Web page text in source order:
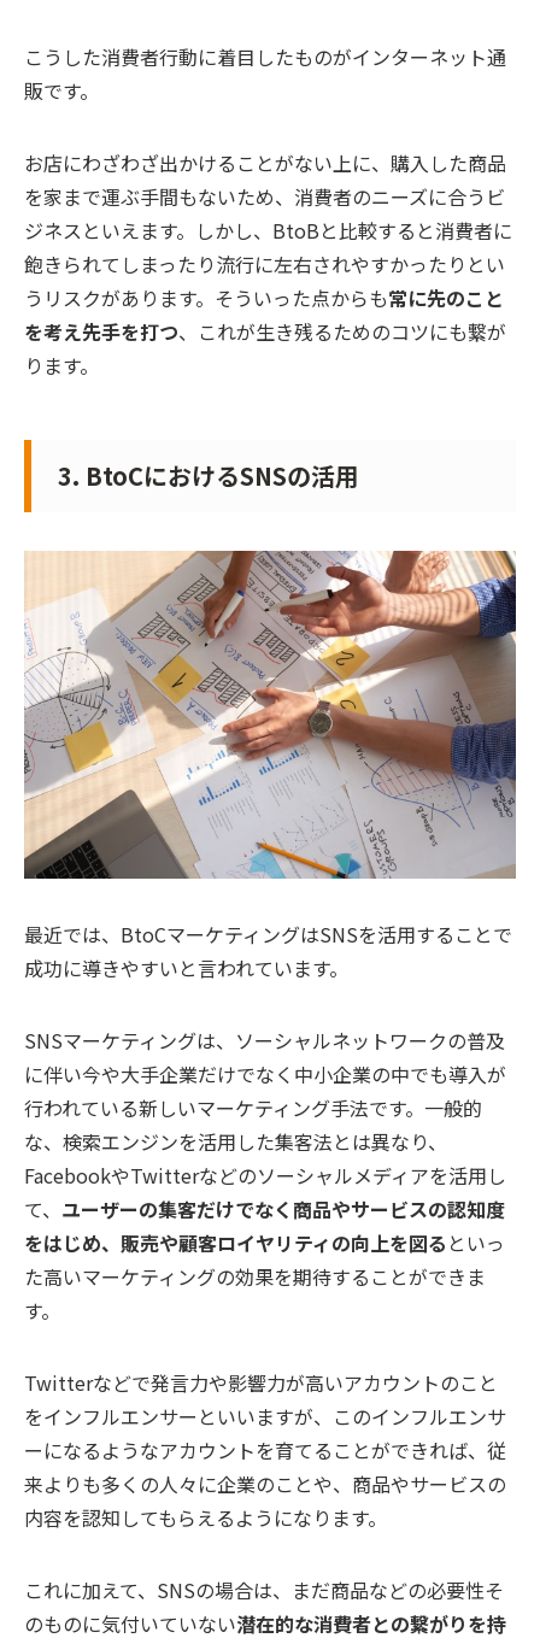
こうした消費者行動に着目したものがインターネット通
販です。
お店にわざわざ出かけることがない上に、購入した商品
を家まで運ぶ手間もないため、消費者のニーズに合うビ
ジネスといえます。しかし、BtoBと比較すると消費者に
飽きられてしまったり流行に左右されやすかったりとい
うリスクがあります。そういった点からも常に先のこと
を考え先手を打つ、これが生き残るためのコツにも繋が
ります。
3. BtoCにおけるSNSの活用
最近では、BtoCマーケティングはSNSを活用することで
成功に導きやすいと言われています。
SNSマーケティングは、ソーシャルネットワークの普及
に伴い今や大手企業だけでなく中小企業の中でも導入が
行われている新しいマーケティング手法です。一般的
な、検索エンジンを活用した集客法とは異なり、
FacebookやTwitterなどのソーシャルメディアを活用し
て、 ユーザーの集客だけでなく商品やサービスの認知度
をはじめ、販売や顧客ロイヤリティの向上を図る といっ
た高いマーケティングの効果を期待することができま
す。
Twitterなどで発言力や影響力が高いアカウントのこと
をインフルエンサーといいますが、このインフルエンサ
ーになるようなアカウントを育てることができれば、従
来よりも多くの人々に企業のことや、商品やサービスの
内容を認知してもらえるようになります。
これに加えて、SNSの場合は、まだ商品などの必要性そ
のものに気付いていない潜在的な消費者との繋がりを持